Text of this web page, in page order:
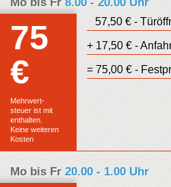
Mo bis Fr 8.00 - 20.00 Uhr
75
€ Euro
Festpreis
Mehrwert-
steuer ist mit
enthalten.
Keine weiteren
Kosten
57,50 € -
+ 17,50 € -
= 75,00 € -
Mo bis Fr 20.00 - 1.00 Uhr